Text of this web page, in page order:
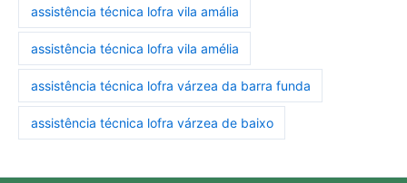
assistência técnica lofra vila amália
assistência técnica lofra vila amélia
assistência técnica lofra várzea da barra funda
assistência técnica lofra várzea de baixo